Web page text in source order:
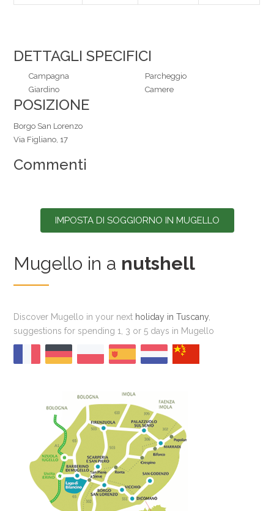
DETTAGLI SPECIFICI
Campagna
Parcheggio
Giardino
Camere
POSIZIONE
Borgo San Lorenzo
Via Figliano, 17
Commenti
IMPOSTA DI SOGGIORNO IN MUGELLO
Mugello in a nutshell
Discover Mugello in your next holiday in Tuscany,
suggestions for spending 1, 3 or 5 days in Mugello